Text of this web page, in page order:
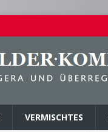
VERMISCHTES